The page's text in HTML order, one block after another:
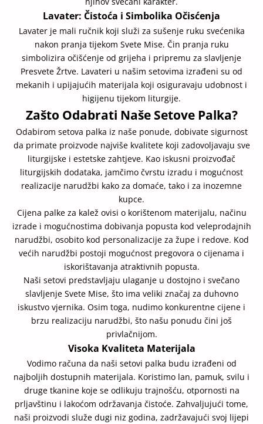
Lavater: Čistoća i Simbolika Očisćenja
Lavater je mali ručnik koji služi za sušenje ruku svećenika
nakon pranja tijekom Svete Mise. Čin pranja ruku
simbolizira očišćenje od grijeha i pripremu za slavljenje
Presvete Žrtve. Lavateri u našim setovima izrađeni su od
mekanih i upijajućih materijala koji osiguravaju udobnost i
higijenu tijekom liturgije.
Zašto Odabrati Naše Setove Palka?
Odabirom setova palka iz naše ponude, dobivate sigurnost
da primate proizvode najviše kvalitete koji zadovoljavaju sve
liturgijske i estetske zahtjeve. Kao iskusni proizvođač
liturgijskih dodataka, jamčimo čvrstu izradu i mogućnost
realizacije narudžbi kako za domaće, tako i za inozemne
kupce.
Cijena palke za kalež ovisi o korištenom materijalu, načinu
izrade i mogućnostima dobivanja popusta kod veleprodajnih
narudžbi, osobito kod personalizacije za župe i redove. Kod
većih narudžbi postoji mogućnost pregovora o cijenama i
iskorištavanja atraktivnih popusta.
Naši setovi predstavljaju ulaganje u dostojno i svečano
slavljenje Svete Mise, što ima veliki značaj za duhovno
iskustvo vjernika. Osim toga, nudimo konkurentne cijene i
brzu realizaciju narudžbi, što našu ponudu čini još
privlačnijom.
Visoka Kvaliteta Materijala
Vodimo računa da naši setovi palka budu izrađeni od
najboljih dostupnih materijala. Koristimo lan, pamuk, svilu i
druge tkanine koje se odlikuju trajnošću, otpornosti na
prljavštinu i lakoćom održavanja čistoće. Zahvaljujući tome,
naši proizvodi služe dugi niz godina, zadržavajući svoj lijepi